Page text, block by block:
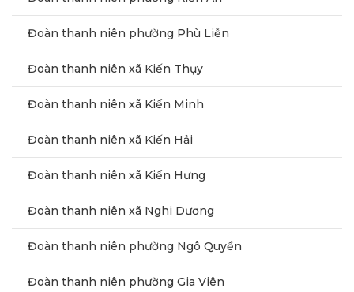
Đoàn thanh niên phường Phù Liễn
Đoàn thanh niên xã Kiến Thụy
Đoàn thanh niên xã Kiến Minh
Đoàn thanh niên xã Kiến Hải
Đoàn thanh niên xã Kiến Hưng
Đoàn thanh niên xã Nghi Dương
Đoàn thanh niên phường Ngô Quyền
Đoàn thanh niên phường Gia Viên